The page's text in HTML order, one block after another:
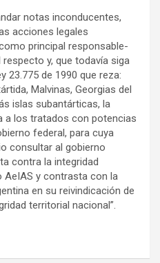
notas inconducentes,
acciones legales
principal responsable-
y, que todavía siga
23.775 de 1990 que reza:
Malvinas, Georgias del
islas subantárticas, la
a los tratados con potencias
federal, para cuya
consultar al gobierno
contra la integridad
AeIAS y contrasta con la
en su reivindicación de
territorial nacional”.